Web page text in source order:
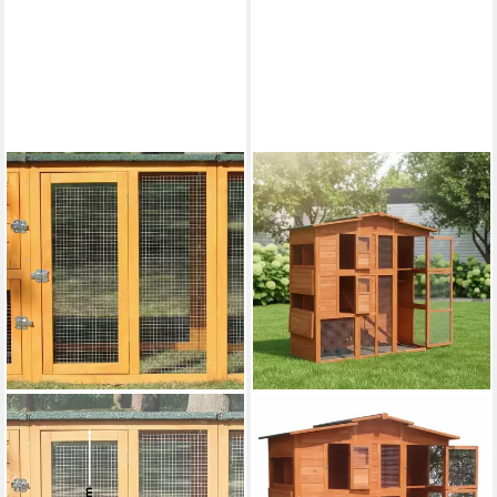
ZOOPRINZ
Hühnerstall Hühnervoliere
Flexi mit oder ohne Auslauf